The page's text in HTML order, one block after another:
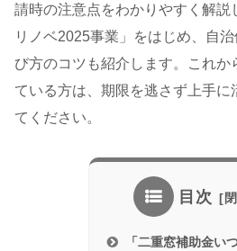
請時の注意点をわかりやすく解説
リノベ2025事業」をはじめ、自
び方のコツも紹介します。これか
ている方は、期限を逃さず上手に
てください。
目次
「二重窓補助金い